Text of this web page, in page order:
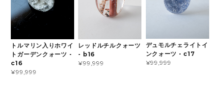
トルマリン入りホワイ
トガーデンクォーツ -
c16
¥99,999
レッドルチルクォーツ
- b16
¥99,999
デュモルチェライトイ
ンクォーツ - c17
¥99,999